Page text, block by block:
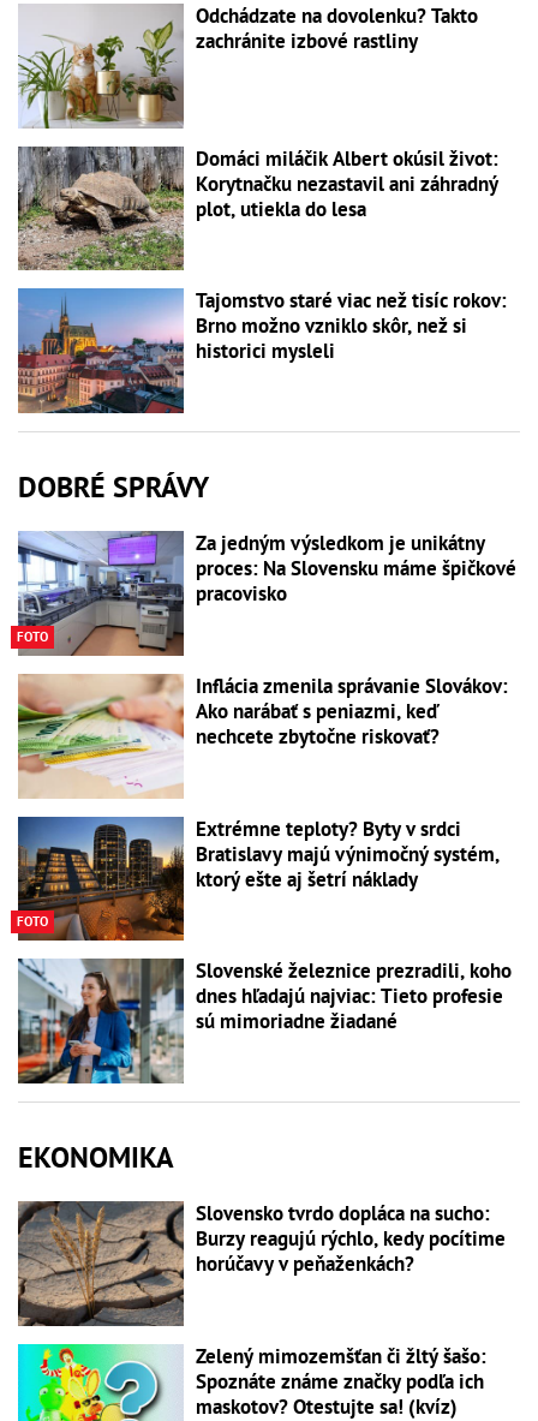
Odchádzate na dovolenku? Takto
zachránite izbové rastliny
Domáci miláčik Albert okúsil život:
Korytnačku nezastavil ani záhradný
plot, utiekla do lesa
Tajomstvo staré viac než tisíc rokov:
Brno možno vzniklo skôr, než si
historici mysleli
DOBRÉ SPRÁVY
FOTO
Za jedným výsledkom je unikátny
proces: Na Slovensku máme špičkové
pracovisko
Inflácia zmenila správanie Slovákov:
Ako narábať s peniazmi, keď
nechcete zbytočne riskovať?
FOTO
Extrémne teploty? Byty v srdci
Bratislavy majú výnimočný systém,
ktorý ešte aj šetrí náklady
Slovenské železnice prezradili, koho
dnes hľadajú najviac: Tieto profesie
sú mimoriadne žiadané
EKONOMIKA
Slovensko tvrdo dopláca na sucho:
Burzy reagujú rýchlo, kedy pocítime
horúčavy v peňaženkách?
Zelený mimozemšťan či žltý šašo:
Spoznáte známe značky podľa ich
maskotov? Otestujte sa! (kvíz)